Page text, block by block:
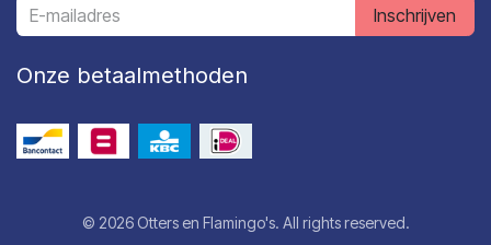
Inschrijven
Onze betaalmethoden
© 2026 Otters en Flamingo's. All rights reserved.